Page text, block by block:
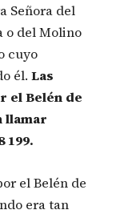
Señora del
o del Molino
cuyo
él. Las
el Belén de
llamar
199.
el Belén de
era tan